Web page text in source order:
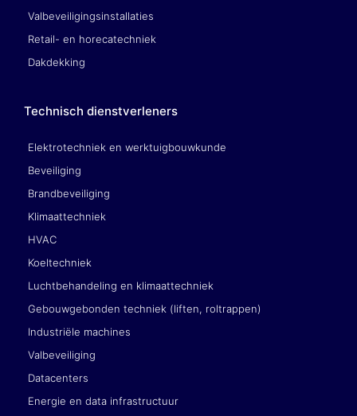
Valbeveiligingsinstallaties
Retail- en horecatechniek
Dakdekking
Technisch dienstverleners
Elektrotechniek en werktuigbouwkunde
Beveiliging
Brandbeveiliging
Klimaattechniek
HVAC
Koeltechniek
Luchtbehandeling en klimaattechniek
Gebouwgebonden techniek (liften, roltrappen)
Industriële machines
Valbeveiliging
Datacenters
Energie en data infrastructuur